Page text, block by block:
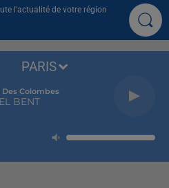
l'actualité de votre région
Colombes
BENT
PARIS